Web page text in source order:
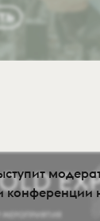
конференции